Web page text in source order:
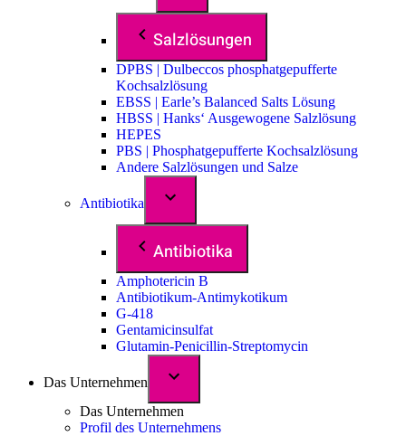
Salzlösungen
DPBS | Dulbeccos phosphatgepufferte
Kochsalzlösung
EBSS | Earle’s Balanced Salts Lösung
HBSS | Hanks‘ Ausgewogene Salzlösung
HEPES
PBS | Phosphatgepufferte Kochsalzlösung
Andere Salzlösungen und Salze
Antibiotika
Antibiotika
Amphotericin B
Antibiotikum-Antimykotikum
G-418
Gentamicinsulfat
Glutamin-Penicillin-Streptomycin
Das Unternehmen
Das Unternehmen
Profil des Unternehmens